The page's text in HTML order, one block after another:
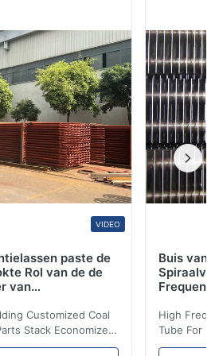
m ~ 12m Verwante
SA192 koudgetrokken
VIDEO
paste de
Rol van de de
van
Customized Coal
Stack Economizer
Boiler Economizer is
Buis van
High
Tube For